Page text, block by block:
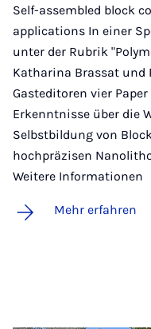
Self-assembled block
applications In einer
unter der Rubrik
Katharina Brassat und
Gasteditoren vier
Erkenntnisse über die
Selbstbildung von
hochpräzisen
Weitere Informationen
Mehr erfahren